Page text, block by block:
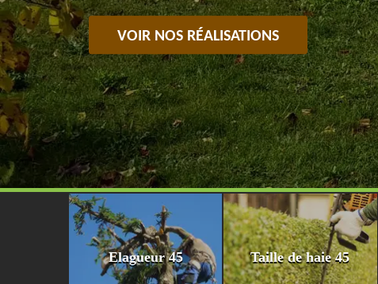
VOIR NOS RÉALISATIONS
Elagueur 45 Taille de haie 45